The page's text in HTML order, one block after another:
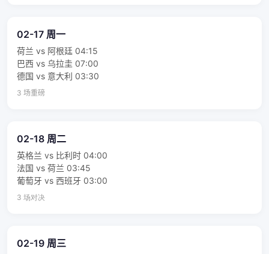
02-17 周一
荷兰 vs 阿根廷 04:15
巴西 vs 乌拉圭 07:00
德国 vs 意大利 03:30
3 场重磅
02-18 周二
英格兰 vs 比利时 04:00
法国 vs 荷兰 03:45
葡萄牙 vs 西班牙 03:00
3 场对决
02-19 周三